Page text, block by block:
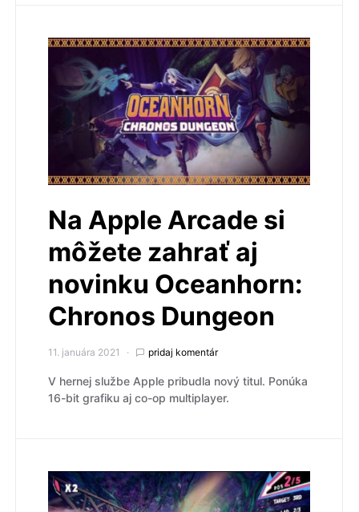
Na Apple Arcade si
môžete zahrať aj
novinku Oceanhorn:
Chronos Dungeon
11. januára 2021 pridaj komentár
V hernej službe Apple pribudla nový titul. Ponúka
16-bit grafiku aj co-op multiplayer.